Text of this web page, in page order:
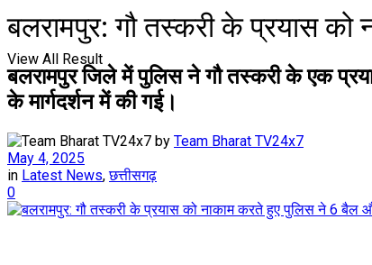
View All Result
बलरामपुर: गौ तस्करी के प्रयास
बलरामपुर जिले में पुलिस ने गौ तस्करी के एक
के मार्गदर्शन में की गई।
by Team Bharat TV24x7
May 4, 2025
in Latest News,छत्तीसगढ़
0